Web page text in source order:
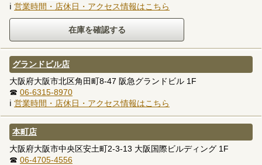
ℹ 営業時間・店休日・アクセス情報はこちら
グランドビル店
大阪府大阪市北区角田町8-47 阪急グランドビル 1F
☎ 06-6315-8970
ℹ 営業時間・店休日・アクセス情報はこちら
本町店
大阪府大阪市中央区安土町2-3-13 大阪国際ビルディング 1F
☎ 06-4705-4556